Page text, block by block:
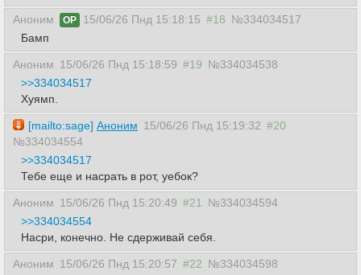
Аноним OP 15/06/26 Пнд 15:18:15 #18 №334034517
Бамп
Аноним 15/06/26 Пнд 15:18:59 #19 №334034538
>>334034517
Хуямп.
[mailto:sage] Аноним 15/06/26 Пнд 15:19:32 #20
№334034554
>>334034517
Тебе еще и насрать в рот, уебок?
Аноним 15/06/26 Пнд 15:20:49 #21
№334034594
>>334034554
Насри, конечно. Не сдерживай себя.
Аноним 15/06/26 Пнд 15:20:57 #22 №334034598